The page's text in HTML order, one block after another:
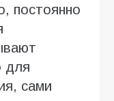
постоянно
для
сами